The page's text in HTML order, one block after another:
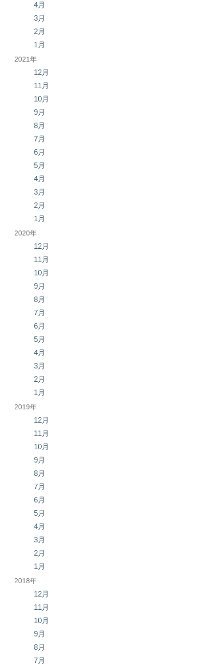
4月
3月
2月
1月
2021年
12月
11月
10月
9月
8月
7月
6月
5月
4月
3月
2月
1月
2020年
12月
11月
10月
9月
8月
7月
6月
5月
4月
3月
2月
1月
2019年
12月
11月
10月
9月
8月
7月
6月
5月
4月
3月
2月
1月
2018年
12月
11月
10月
9月
8月
7月